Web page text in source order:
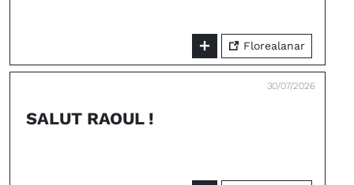
Florealanar
30/07/2026
SALUT RAOUL !